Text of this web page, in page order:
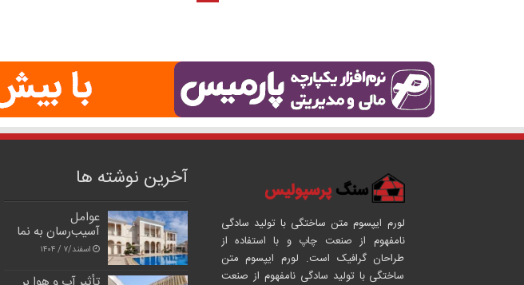
لورم ایپسوم متن ساختگی با تولید سادگی
نامفهوم از صنعت چاپ و با استفاده از
طراحان گرافیک است. لورم ایپسوم متن
ساختگی با تولید سادگی نامفهوم از صنعت
آخرین نوشته ها
عوامل
آسیب‌رسان به نما
اسفند/۷ / ۱۴۰۴